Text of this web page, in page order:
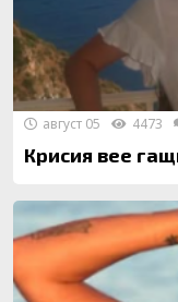
Крисия вее
август 05 4473